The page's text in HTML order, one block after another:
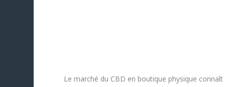
Le marché du CBD en boutique physique